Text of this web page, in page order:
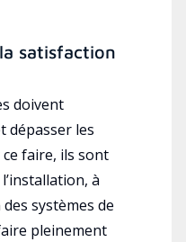
satisfaction
doivent
dépasser les
faire, ils sont
à
systèmes de
pleinement